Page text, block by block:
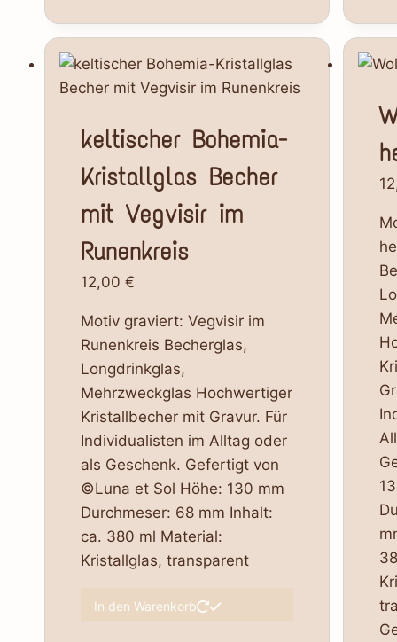
keltischer Bohemia-
Kristallglas Becher
mit Vegvisir im
Runenkreis
12,00 €
Motiv graviert: Vegvisir im
Runenkreis Becherglas,
Longdrinkglas,
Mehrzweckglas Hochwertiger
Kristallbecher mit Gravur. Für
Individualisten im Alltag oder
als Geschenk. Gefertigt von
©Luna et Sol Höhe: 130 mm
Durchmeser: 68 mm Inhalt:
ca. 380 ml Material:
Kristallglas, transparent
In den Warenkorb